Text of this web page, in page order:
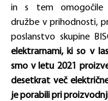
in s tem omogočile
družbe v prihodnosti,
poslanstvo skupine
elektrarnami, ki so v
smo v letu 2021
desetkrat več
je porabili pri